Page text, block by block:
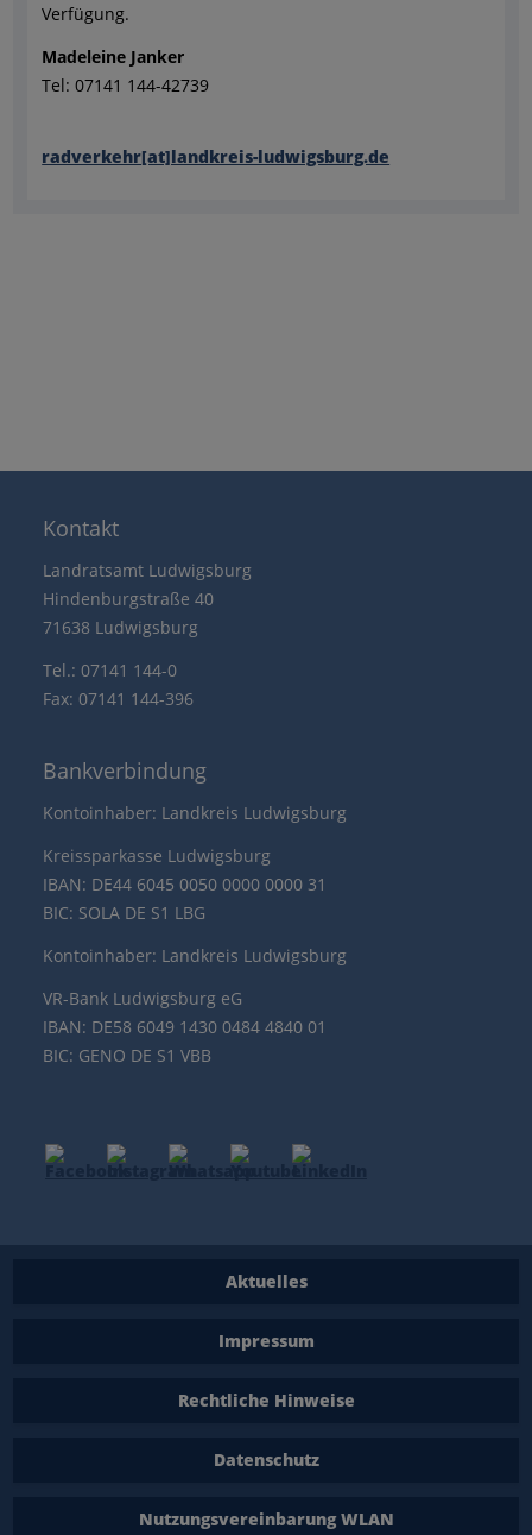
Verfügung.
Madeleine Janker
Tel: 07141 144-42739
radverkehr[at]landkreis-ludwigsburg.de
Kontakt
Landratsamt Ludwigsburg
Hindenburgstraße 40
71638 Ludwigsburg
Tel.: 07141 144-0
Fax: 07141 144-396
Bankverbindung
Kontoinhaber: Landkreis Ludwigsburg
Kreissparkasse Ludwigsburg
IBAN: DE44 6045 0050 0000 0000 31
BIC: SOLA DE S1 LBG
Kontoinhaber: Landkreis Ludwigsburg
VR-Bank Ludwigsburg eG
IBAN: DE58 6049 1430 0484 4840 01
BIC: GENO DE S1 VBB
Aktuelles
Impressum
Rechtliche Hinweise
Datenschutz
Nutzungsvereinbarung WLAN